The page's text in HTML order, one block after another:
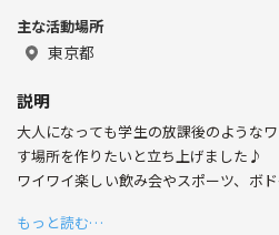
《趣味》
お酒🍺
スポーツ観戦🏉
カラオケ🎤
ライブ
《好きなアーティスト》
主な活動場所
東京都
説明
大人になっても学生の放課後のような
す場所を作りたいと立ち上げました♪
ワイワイ楽しい飲み会やスポーツ、ボ
もっと読む…